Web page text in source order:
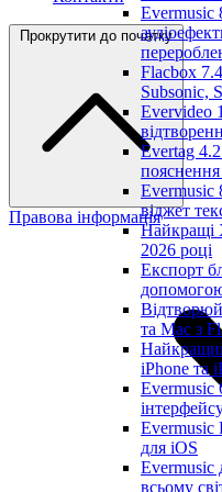
Evermusic
Flacbox
Subsonic,
Evervideo
Evertag
пояснення
Evermusic
віджет
Найкращі
2026 році
Експорт
та Mac з
iPhone та
Evermusic
Evermusic
для iOS
Evermusic
всьому
Прокрутити до початку
Правова інформація